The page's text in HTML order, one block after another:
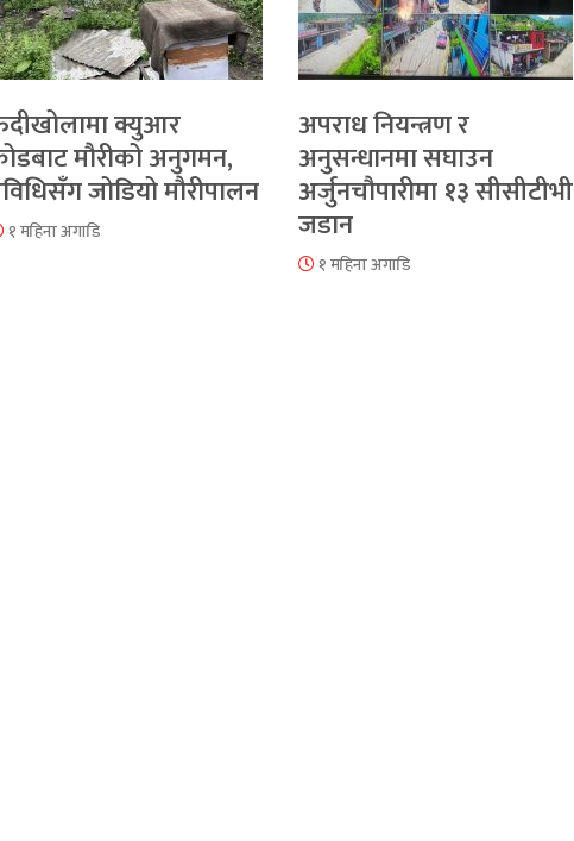
क्युआर
मौरीको अनुगमन,
जोडियो मौरीपालन
१ महिना अगाडि
अपराध नियन्त्रण र
अनुसन्धानमा सघाउन
अर्जुनचौपारीमा १३ सीसीटीभी
जडान
१ महिना अगाडि